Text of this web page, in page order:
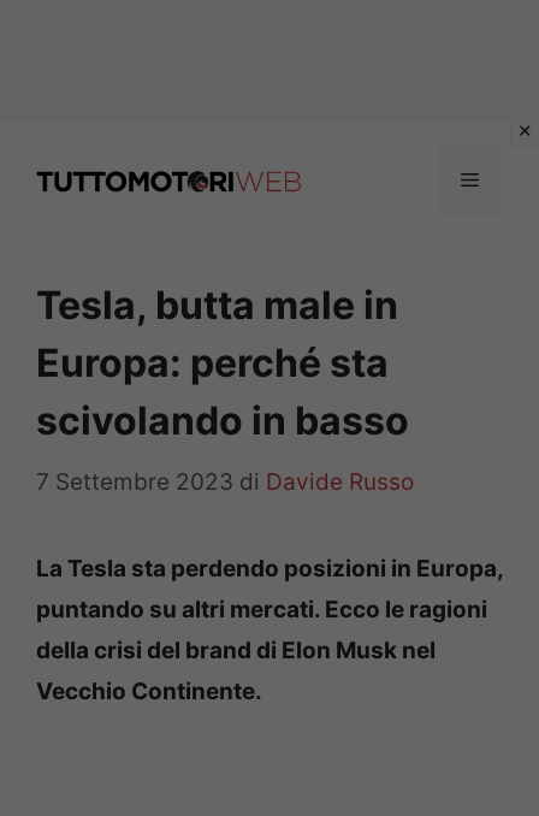
Menu
Tesla, butta male in
Europa: perché sta
scivolando in basso
7 Settembre 2023 di Davide Russo
La Tesla sta perdendo posizioni in Europa,
puntando su altri mercati. Ecco le ragioni
della crisi del brand di Elon Musk nel
Vecchio Continente.